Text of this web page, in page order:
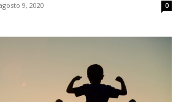
9, 2020 0